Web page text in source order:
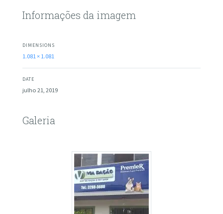
Informações da imagem
DIMENSIONS
1.081 × 1.081
DATE
julho 21, 2019
Galeria